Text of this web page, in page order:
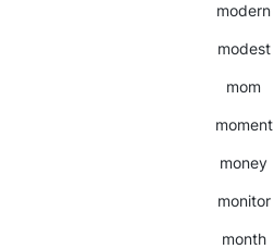
modern
modest
mom
moment
money
monitor
month